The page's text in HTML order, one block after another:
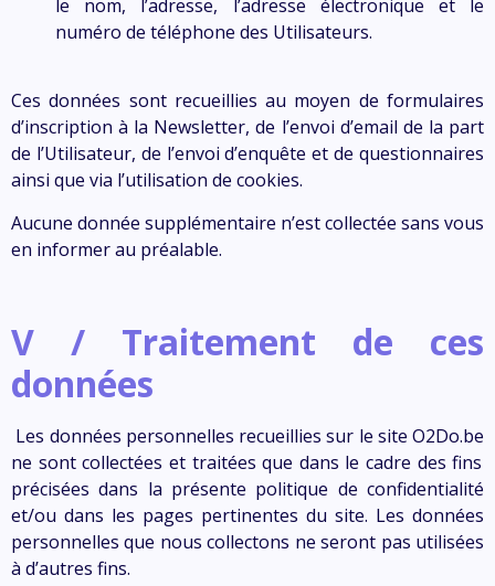
le nom, l’adresse, l’adresse électronique et le
numéro de téléphone des Utilisateurs.
Ces données sont recueillies au moyen de formulaires
d’inscription à la Newsletter, de l’envoi d’email de la part
de l’Utilisateur, de l’envoi d’enquête et de questionnaires
ainsi que via l’utilisation de cookies.
Aucune donnée supplémentaire n’est collectée sans vous
en informer au préalable.
V / Traitement de ces
données
Les données personnelles recueillies sur le site O2Do.be
ne sont collectées et traitées que dans le cadre des fins
précisées dans la présente politique de confidentialité
et/ou dans les pages pertinentes du site. Les données
personnelles que nous collectons ne seront pas utilisées
à d’autres fins.